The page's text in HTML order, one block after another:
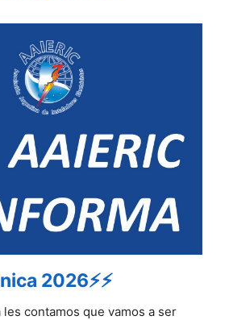
2026⚡⚡
contamos que vamos a ser